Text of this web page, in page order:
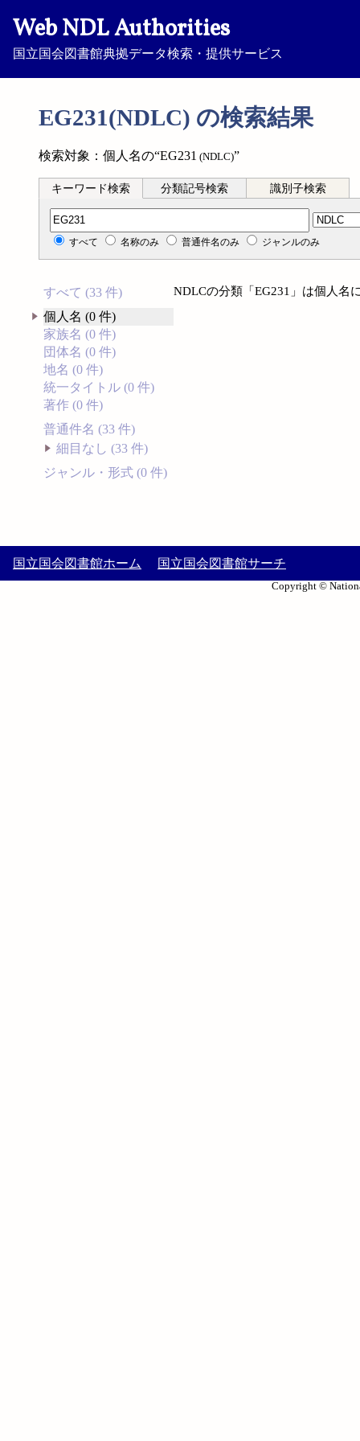
Web NDL Authorities
国立国会図書館典拠データ検索・提供サービス
EG231(NDLC) の検索結果
検索対象：個人名の“EG231 (NDLC)”
キーワード検索 分類記号検索 識別子検索
分類記号検索
すべて 名称のみ 普通件名のみ ジャンルのみ
すべて (33 件)
個人名 (0 件)
家族名 (0 件)
団体名 (0 件)
地名 (0 件)
統一タイトル (0 件)
著作 (0 件)
普通件名 (33 件)
細目なし (33 件)
ジャンル・形式 (0 件)
NDLCの分類「EG231」は個人名
国立国会図書館ホーム 国立国会図書館サーチ
Copyright ©